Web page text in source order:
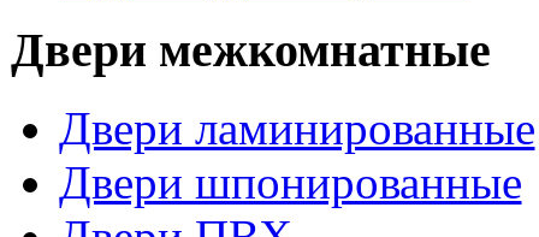
Двери межкомнатные
Двери ламинированные
Двери шпонированные